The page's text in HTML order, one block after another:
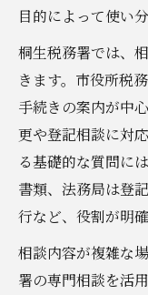
目的によって使い
桐生税務署では、
きます。市役所税
手続きの案内が中
更や登記相談に対
る基礎的な質問に
書類、法務局は登
行など、役割が明
相談内容が複雑な
署の専門相談を活